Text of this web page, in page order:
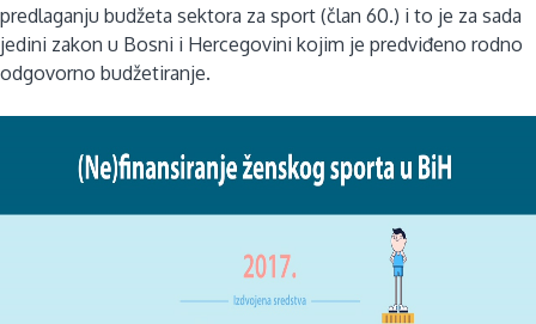
predlaganju budžeta sektora za sport (član 60.) i to je za sada
jedini zakon u Bosni i Hercegovini kojim je predviđeno rodno
odgovorno budžetiranje.